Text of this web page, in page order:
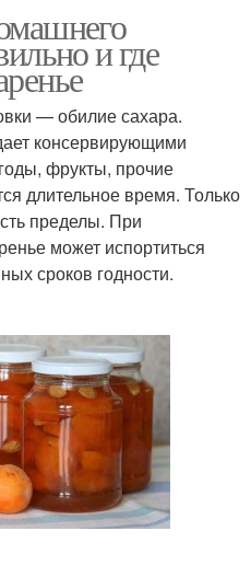
и где
— обилие сахара.
консервирующими
фрукты, прочие
длительное время. Только
пределы. При
может испортиться
сроков годности.